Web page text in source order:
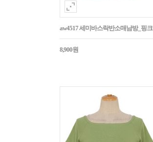
aw4517 세미바스락반소매남방_핑크
8,900원